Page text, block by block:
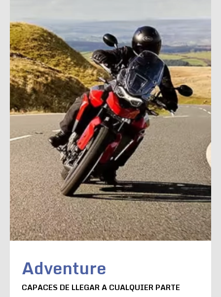
Adventure
CAPACES DE LLEGAR A CUALQUIER PARTE